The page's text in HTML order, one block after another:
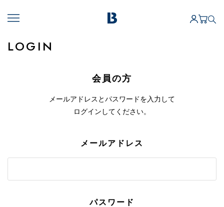
LOGIN
会員の方
メールアドレスとパスワードを入力して
ログインしてください。
メールアドレス
パスワード